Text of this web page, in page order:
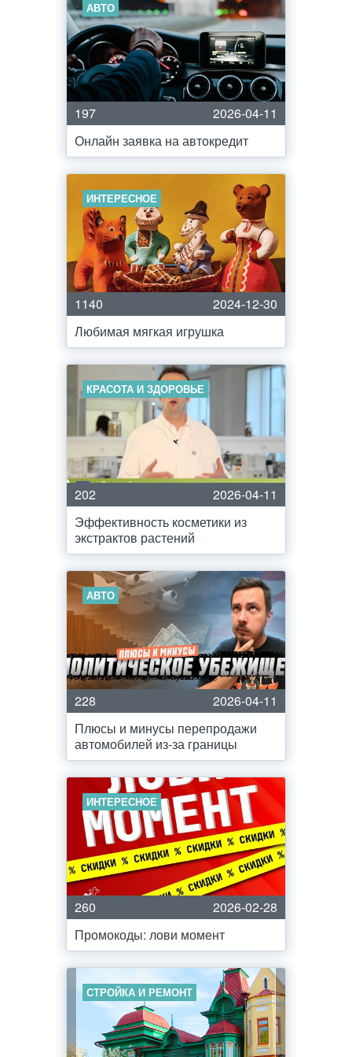
АВТО
197
2026-04-11
Онлайн заявка на автокредит
ИНТЕРЕСНОЕ
1140
2024-12-30
Любимая мягкая игрушка
КРАСОТА И ЗДОРОВЬЕ
202
2026-04-11
Эффективность косметики из
экстрактов растений
АВТО
228
2026-04-11
Плюсы и минусы перепродажи
автомобилей из-за границы
ИНТЕРЕСНОЕ
260
2026-02-28
Промокоды: лови момент
СТРОЙКА И РЕМОНТ